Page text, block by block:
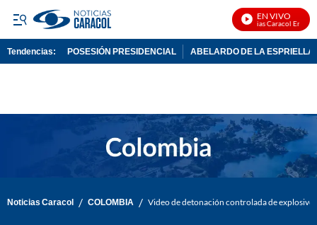
EN VIVO
Noticias Caracol En Vivo
Tendencias: POSESIÓN PRESIDENCIAL ABELARDO DE LA ESPRIELLA
Noticias Caracol / COLOMBIA / Video de detonación controlada de